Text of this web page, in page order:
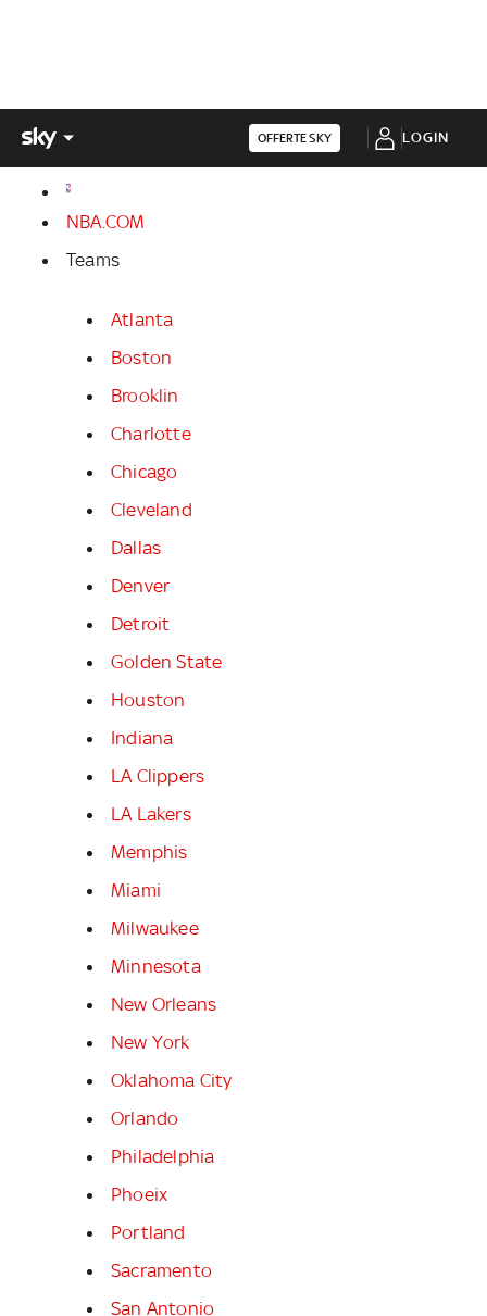
OFFERTE SKY LOGIN
NBA.COM
Teams
Atlanta
Boston
Brooklin
Charlotte
Chicago
Cleveland
Dallas
Denver
Detroit
Golden State
Houston
Indiana
LA Clippers
LA Lakers
Memphis
Miami
Milwaukee
Minnesota
New Orleans
New York
Oklahoma City
Orlando
Philadelphia
Phoeix
Portland
Sacramento
San Antonio